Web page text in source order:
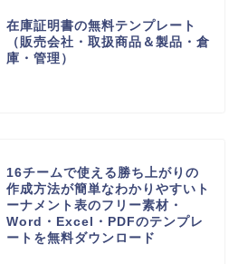
在庫証明書の無料テンプレート
（販売会社・取扱商品＆製品・倉
庫・管理）
16チームで使える勝ち上がりの
作成方法が簡単なわかりやすいト
ーナメント表のフリー素材・
Word・Excel・PDFのテンプレ
ートを無料ダウンロード